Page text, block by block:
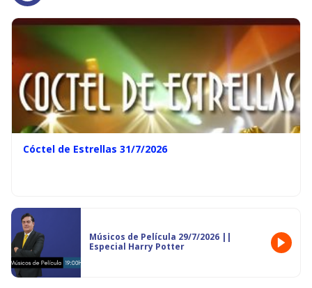
Cóctel de Estrellas 31/7/2026
Músicos de Película 29/7/2026 ||
Especial Harry Potter